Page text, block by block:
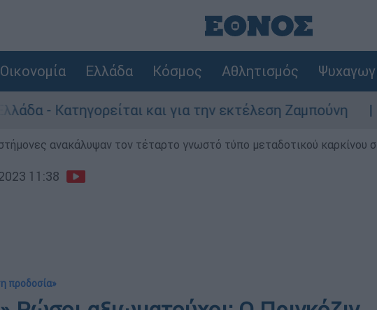
Οικονομία Ελλάδα Κόσμος Αθλητισμός
και για την εκτέλεση Ζαμπούνη
ανακάλυψαν τον τέταρτο γνωστό τύπο μεταδοτικού καρκίνου
11:38
προδοσία»